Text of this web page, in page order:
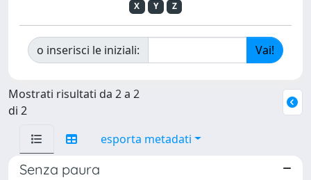
X
Y Z
o inserisci le iniziali:
Mostrati risultati da 2 a 2
di 2
esporta metadati
Senza paura